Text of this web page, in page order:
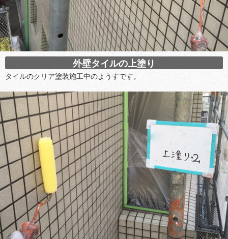
外壁タイルの上塗り
タイルのクリア塗装施工中のようすです。